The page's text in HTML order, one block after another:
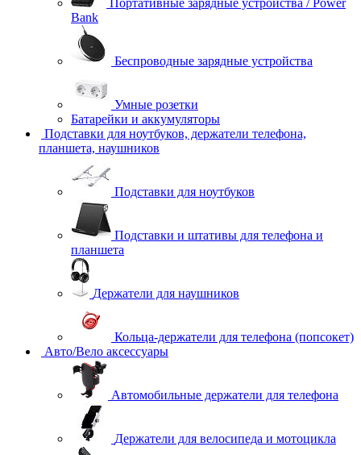
Портативные зарядные устройства / Power
Bank
Беспроводные зарядные устройства
Умные розетки
Батарейки и аккумуляторы
Подставки для ноутбуков, держатели телефона,
планшета, наушников
Подставки для ноутбуков
Подставки и штативы для телефона и
планшета
Держатели для наушников
Кольца-держатели для телефона (попсокет)
Авто/Вело аксессуары
Автомобильные держатели для телефона
Держатели для велосипеда и мотоцикла